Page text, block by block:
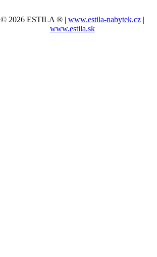
© 2026 ESTILA ® | www.estila-nabytek.cz|
www.estila.sk